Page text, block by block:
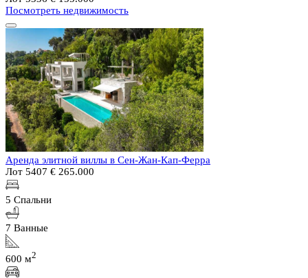
Посмотреть недвижимость
Аренда элитной виллы в Сен-Жан-Кап-Ферра
Лот 5407 € 265.000
5 Спальни
7 Ванные
600 м2